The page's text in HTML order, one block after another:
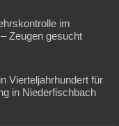
im
Zeugen gesucht
Vierteljahrhundert für
in Niederfischbach